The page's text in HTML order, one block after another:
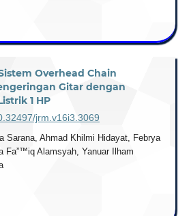
Overhead Chain
Gitar dengan
1 HP
jrm.v16i3.3069
Sarana, Ahmad Khilmi Hidayat, Febrya
Fa”™iq Alamsyah, Yanuar Ilham